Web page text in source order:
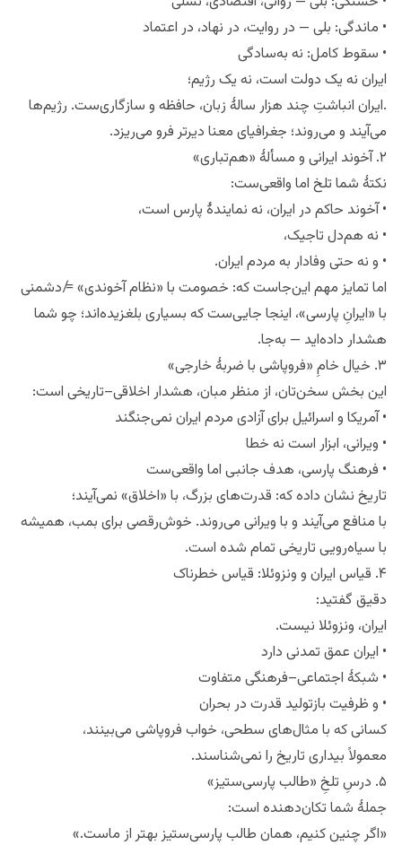
• خستگی: بلی — روانی، اقتصادی، نسلی
• ماندگی: بلی — در روایت، در نهاد، در اعتماد
• سقوط کامل: نه به‌سادگی
ایران نه یک دولت است، نه یک رژیم؛
.ایران انباشتِ چند هزار سالهٔ زبان، حافظه و سازگاری‌ست. رژیم‌ها
می‌آیند و می‌روند؛ جغرافیای معنا دیرتر فرو می‌ریزد.
۲. آخوند ایرانی و مسألهٔ «هم‌تباری»
نکتهٔ شما تلخ اما واقعی‌ست:
• آخوند حاکم در ایران، نه نمایندهٔ پارس است،
• نه هم‌دل تاجیک،
• و نه حتی وفادار به مردم ایران.
اما تمایز مهم این‌جاست که: خصومت با «نظام آخوندی» ≠ دشمنی
با «ایرانِ پارسی»، اینجا جایی‌ست که بسیاری بلغزیده‌اند؛ چو شما
هشدار داده‌اید — به‌جا.
۳. خیال خامِ «فروپاشی با ضربهٔ خارجی»
این بخش سخن‌تان، از منظر مبان، هشدار اخلاقی–تاریخی است:
• آمریکا و اسرائیل برای آزادی مردم ایران نمی‌جنگند
• ویرانی، ابزار است نه خطا
• فرهنگ پارسی، هدف جانبی اما واقعی‌ست
تاریخ نشان داده که: قدرت‌های بزرگ، با «اخلاق» نمی‌آیند؛
با منافع می‌آیند و با ویرانی می‌روند. خوش‌رقصی برای بمب، همیشه
با سیاه‌رویی تاریخی تمام شده است.
۴. قیاس ایران و ونزوئلا: قیاس خطرناک
دقیق گفتید:
ایران، ونزوئلا نیست.
• ایران عمق تمدنی دارد
• شبکهٔ اجتماعی–فرهنگی متفاوت
• و ظرفیت بازتولید قدرت در بحران
کسانی که با مثال‌های سطحی، خواب فروپاشی می‌بینند،
معمولاً بیداری تاریخ را نمی‌شناسند.
۵. درسِ تلخِ «طالب پارسی‌ستیز»
جملهٔ شما تکان‌دهنده است: